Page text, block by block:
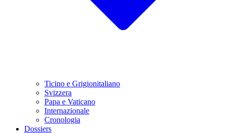
Ticino e Grigionitaliano
Svizzera
Papa e Vaticano
Internazionale
Cronologia
Dossiers